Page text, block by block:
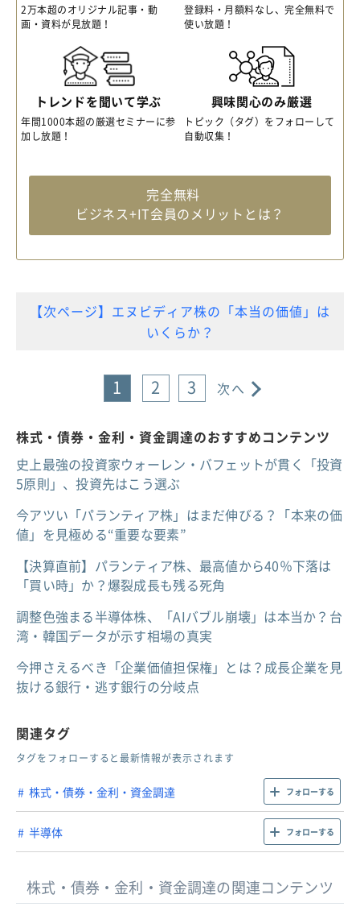
2万本超のオリジナル記事・動
画・資料が見放題！
登録料・月額料なし、完全無料で
使い放題！
トレンドを聞いて学ぶ
年間1000本超の厳選セミナーに参
加し放題！
興味関心のみ厳選
トピック（タグ）をフォローして
自動収集！
完全無料
ビジネス+IT会員のメリットとは？
【次ページ】エヌビディア株の「本当の価値」は
いくらか？
1 2 3 次へ
株式・債券・金利・資金調達のおすすめコンテンツ
史上最強の投資家ウォーレン・バフェットが貫く「投資
5原則」、投資先はこう選ぶ
今アツい「パランティア株」はまだ伸びる？「本来の価
値」を見極める“重要な要素”
【決算直前】パランティア株、最高値から40％下落は
「買い時」か？爆裂成長も残る死角
調整色強まる半導体株、「AIバブル崩壊」は本当か？台
湾・韓国データが示す相場の真実
今押さえるべき「企業価値担保権」とは？成長企業を見
抜ける銀行・逃す銀行の分岐点
関連タグ
タグをフォローすると最新情報が表示されます
株式・債券・金利・資金調達 フォローする
半導体 フォローする
株式・債券・金利・資金調達の関連コンテンツ